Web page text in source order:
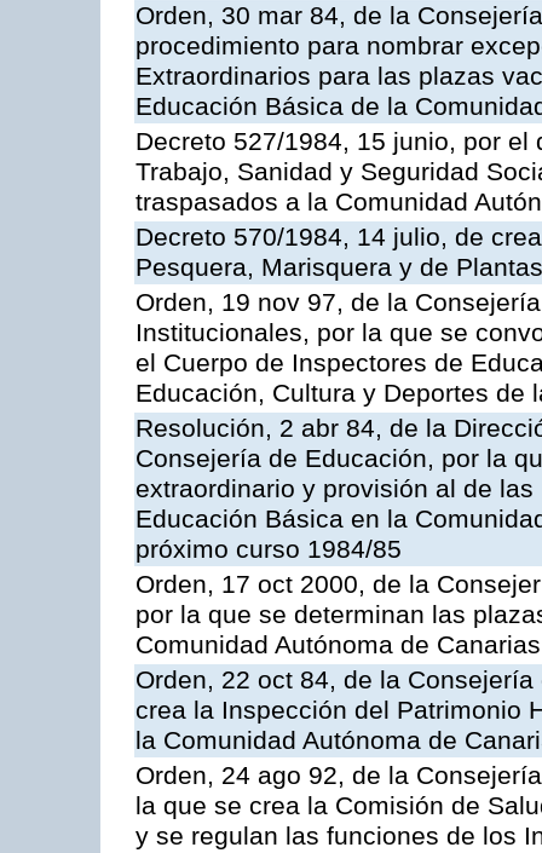
Orden, 30 mar 84, de la
procedimiento para nombrar
Extraordinarios para las plazas
Educación Básica de la
Decreto 527/1984, 15 junio, por
Trabajo, Sanidad y Seguridad
traspasados a la Comunidad
Decreto 570/1984, 14 julio, de
Pesquera, Marisquera y de
Orden, 19 nov 97, de la
Institucionales, por la que se
el Cuerpo de Inspectores de
Educación, Cultura y Deportes de
Resolución, 2 abr 84, de la
Consejería de Educación, por la
extraordinario y provisión al de
Educación Básica en la
próximo curso 1984/85
Orden, 17 oct 2000, de la
por la que se determinan las
Comunidad Autónoma de Canarias
Orden, 22 oct 84, de la
crea la Inspección del Patrimonio
la Comunidad Autónoma de
Orden, 24 ago 92, de la
la que se crea la Comisión de
y se regulan las funciones de los